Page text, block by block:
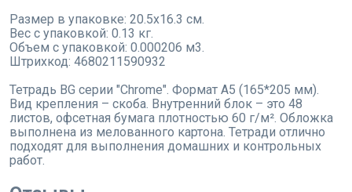
Размер в упаковке: 20.5x16.3 см.
Вес с упаковкой: 0.13 кг.
Объем с упаковкой: 0.000206 м3.
Штрихкод: 4680211590932
Тетрадь BG серии "Chrome". Формат А5 (165*205 мм).
Вид крепления – скоба. Внутренний блок – это 48
листов, офсетная бумага плотностью 60 г/м². Обложка
выполнена из мелованного картона. Тетради отлично
подходят для выполнения домашних и контрольных
работ.